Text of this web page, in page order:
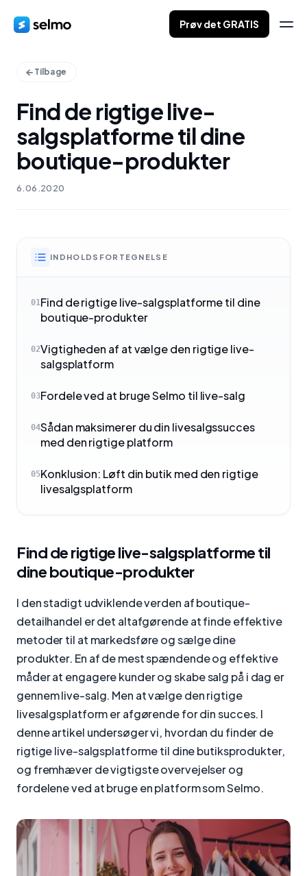
Prøv det GRATIS
Tilbage
Find de rigtige live-
salgsplatforme til dine
boutique-produkter
6.06.2020
INDHOLDSFORTEGNELSE
01Find de rigtige live-salgsplatforme til dine
boutique-produkter
02Vigtigheden af at vælge den rigtige live-
salgsplatform
03Fordele ved at bruge Selmo til live-salg
04Sådan maksimerer du din livesalgssucces
med den rigtige platform
05Konklusion: Løft din butik med den rigtige
livesalgsplatform
Find de rigtige live-salgsplatforme til
dine boutique-produkter
I den stadigt udviklende verden af boutique-
detailhandel er det altafgørende at finde effektive
metoder til at markedsføre og sælge dine
produkter. En af de mest spændende og effektive
måder at engagere kunder og skabe salg på i dag er
gennem live-salg. Men at vælge den rigtige
livesalgsplatform er afgørende for din succes. I
denne artikel undersøger vi, hvordan du finder de
rigtige live-salgsplatforme til dine butiksprodukter,
og fremhæver de vigtigste overvejelser og
fordelene ved at bruge en platform som Selmo.